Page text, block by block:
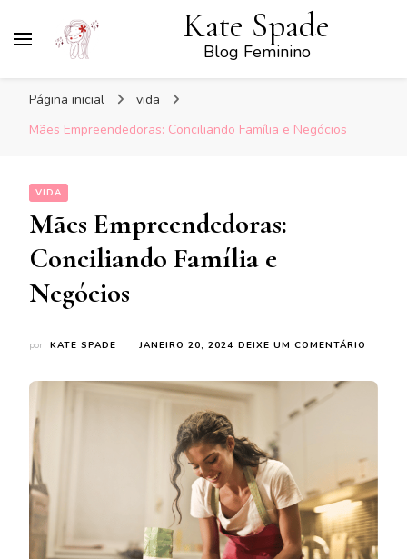
Kate Spade
Blog Feminino
Página inicial
vida
Mães Empreendedoras: Conciliando Família e Negócios
VIDA
Mães Empreendedoras:
Conciliando Família e
Negócios
por KATE SPADE JANEIRO 20, 2024 DEIXE UM COMENTÁRIO